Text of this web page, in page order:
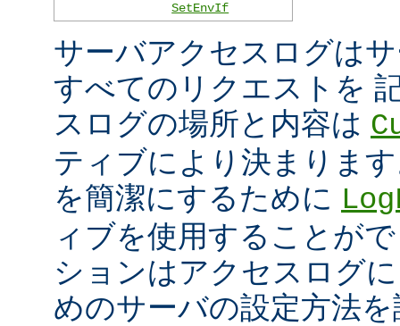
SetEnvIf
サーバアクセスログは
すべてのリクエストを
スログの場所と内容は
ティブにより決まりま
を簡潔にするために
ィブを使用することが
ションはアクセスログ
めのサーバの設定方法